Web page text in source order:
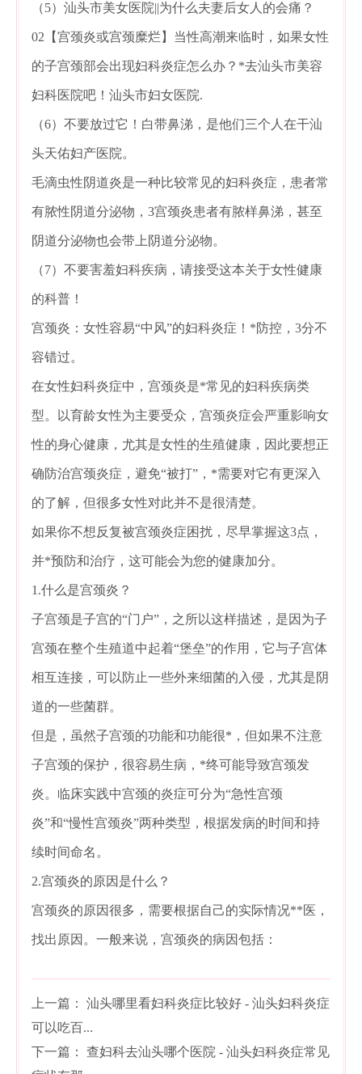
（5）汕头市美女医院||为什么夫妻后女人的会痛？
02【宫颈炎或宫颈糜烂】当性高潮来临时，如果女性
的子宫颈部会出现妇科炎症怎么办？*去汕头市美容
妇科医院吧！汕头市妇女医院.
（6）不要放过它！白带鼻涕，是他们三个人在干汕
头天佑妇产医院。
毛滴虫性阴道炎是一种比较常见的妇科炎症，患者常
有脓性阴道分泌物，3宫颈炎患者有脓样鼻涕，甚至
阴道分泌物也会带上阴道分泌物。
（7）不要害羞妇科疾病，请接受这本关于女性健康
的科普！
宫颈炎：女性容易“中风”的妇科炎症！*防控，3分不
容错过。
在女性妇科炎症中，宫颈炎是*常见的妇科疾病类
型。以育龄女性为主要受众，宫颈炎症会严重影响女
性的身心健康，尤其是女性的生殖健康，因此要想正
确防治宫颈炎症，避免“被打”，*需要对它有更深入
的了解，但很多女性对此并不是很清楚。
如果你不想反复被宫颈炎症困扰，尽早掌握这3点，
并*预防和治疗，这可能会为您的健康加分。
1.什么是宫颈炎？
子宫颈是子宫的“门户”，之所以这样描述，是因为子
宫颈在整个生殖道中起着“堡垒”的作用，它与子宫体
相互连接，可以防止一些外来细菌的入侵，尤其是阴
道的一些菌群。
但是，虽然子宫颈的功能和功能很*，但如果不注意
子宫颈的保护，很容易生病，*终可能导致宫颈发
炎。临床实践中宫颈的炎症可分为“急性宫颈
炎”和“慢性宫颈炎”两种类型，根据发病的时间和持
续时间命名。
2.宫颈炎的原因是什么？
宫颈炎的原因很多，需要根据自己的实际情况**医，
找出原因。一般来说，宫颈炎的病因包括：
上一篇： 汕头哪里看妇科炎症比较好 - 汕头妇科炎症
可以吃百...
下一篇： 查妇科去汕头哪个医院 - 汕头妇科炎症常见